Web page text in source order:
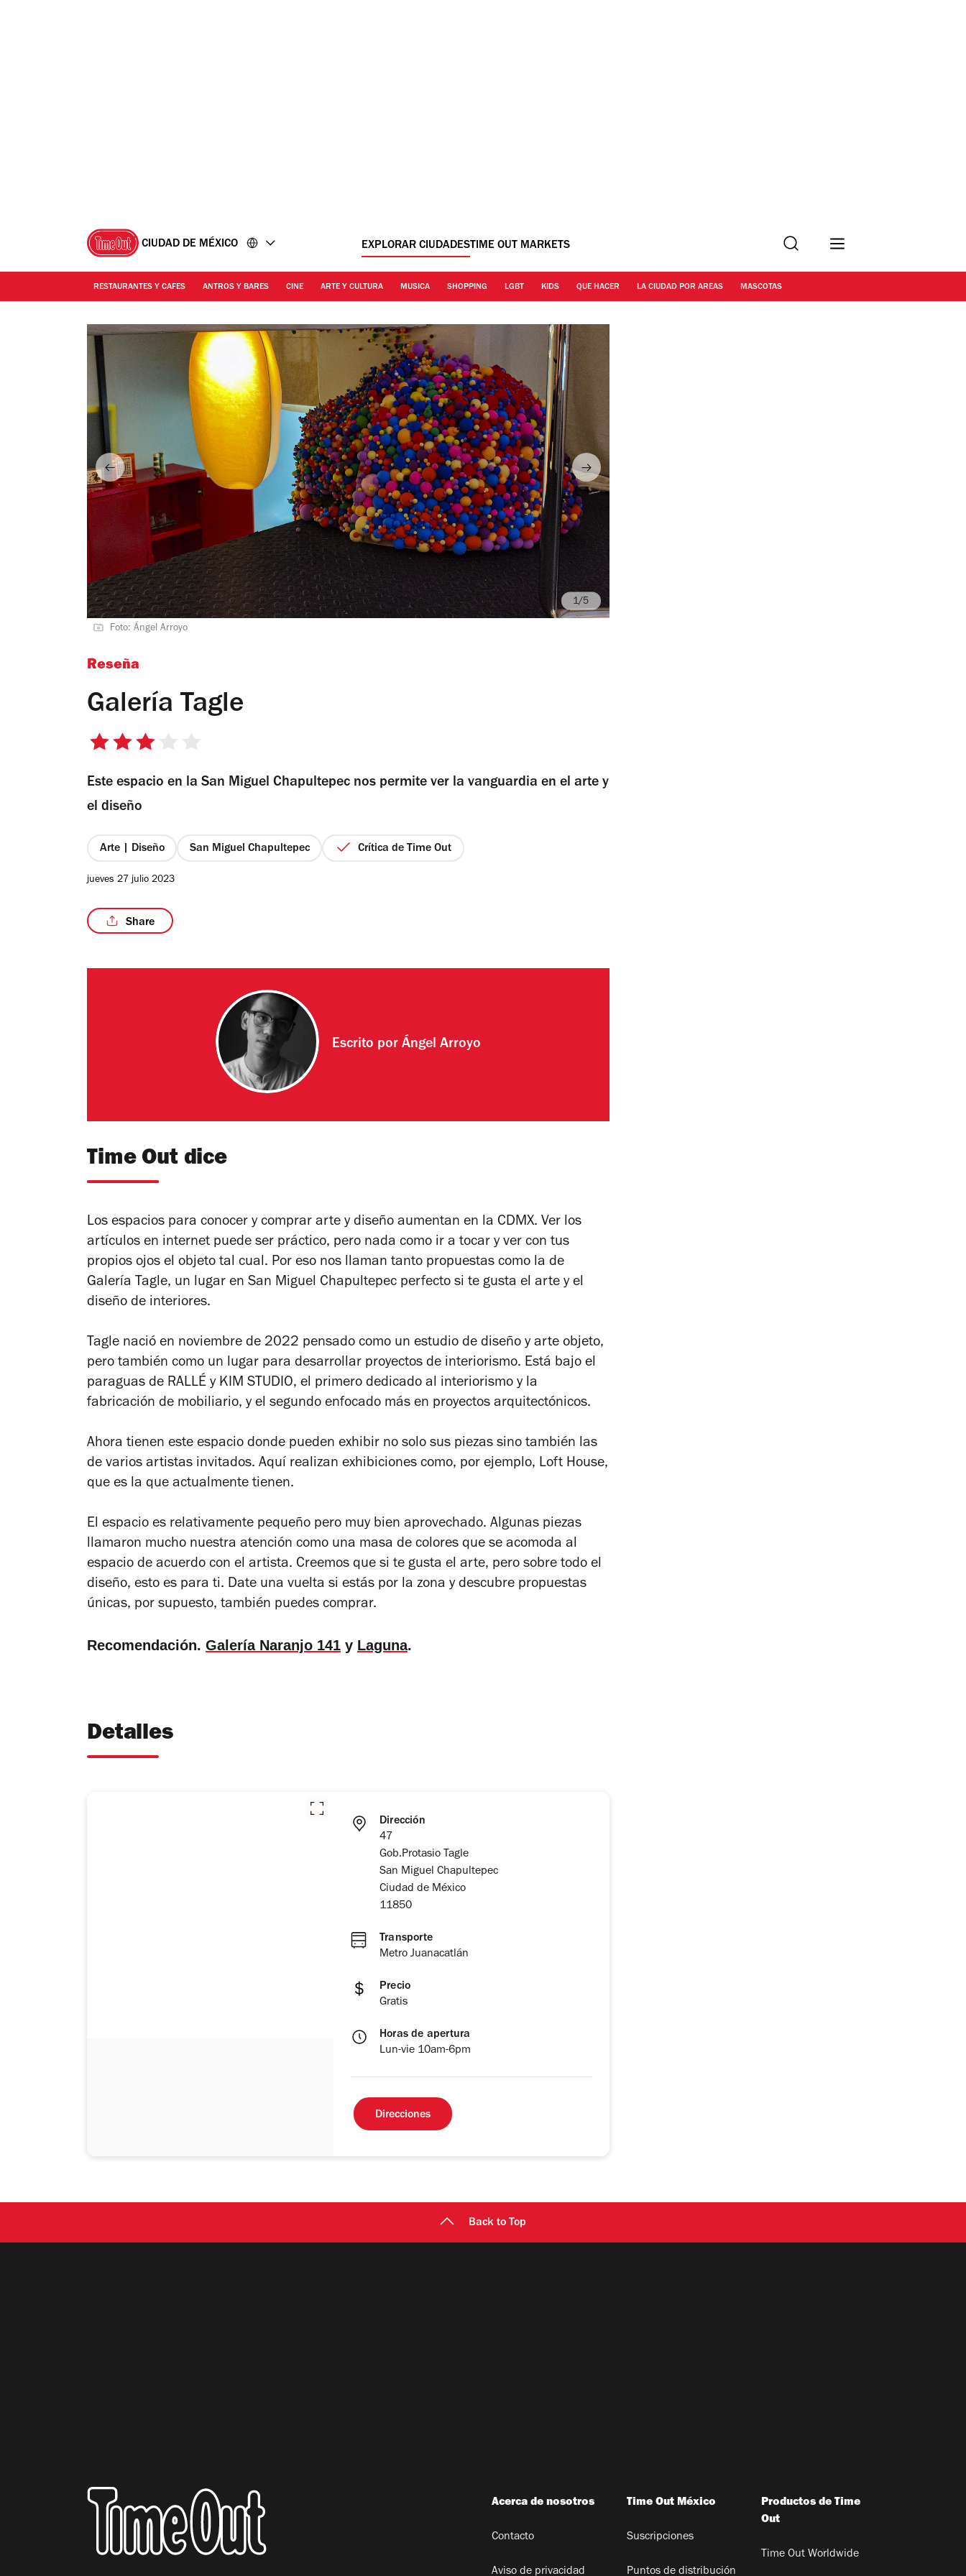
CIUDAD DE MÉXICO EXPLORAR CIUDADESTIME OUT MARKETS Buscar
RESTAURANTES Y CAFES ANTROS Y BARES CINE ARTE Y CULTURA MUSICA SHOPPING LGBT KIDS QUE HACER LA CIUDAD POR AREAS MASCOTAS
Foto: Ángel Arroyo
/5
Reseña
Galería Tagle
3
5
Este espacio en la San Miguel Chapultepec nos permite ver la vanguardia en el arte y
el diseño
Arte | Diseño San Miguel Chapultepec Crítica de Time Out
jueves 27 julio 2023
Share
Escrito por Ángel Arroyo
Time Out dice
Los espacios para conocer y comprar arte y diseño aumentan en la CDMX. Ver los
artículos en internet puede ser práctico, pero nada como ir a tocar y ver con tus
propios ojos el objeto tal cual. Por eso nos llaman tanto propuestas como la de
Galería Tagle, un lugar en San Miguel Chapultepec perfecto si te gusta el arte y el
diseño de interiores.
Tagle nació en noviembre de 2022 pensado como un estudio de diseño y arte objeto,
pero también como un lugar para desarrollar proyectos de interiorismo. Está bajo el
paraguas de RALLÉ y KIM STUDIO, el primero dedicado al interiorismo y la
fabricación de mobiliario, y el segundo enfocado más en proyectos arquitectónicos.
Ahora tienen este espacio donde pueden exhibir no solo sus piezas sino también las
de varios artistas invitados. Aquí realizan exhibiciones como, por ejemplo, Loft House,
que es la que actualmente tienen.
El espacio es relativamente pequeño pero muy bien aprovechado. Algunas piezas
llamaron mucho nuestra atención como una masa de colores que se acomoda al
espacio de acuerdo con el artista. Creemos que si te gusta el arte, pero sobre todo el
diseño, esto es para ti. Date una vuelta si estás por la zona y descubre propuestas
únicas, por supuesto, también puedes comprar.
Recomendación. Galería Naranjo 141 y Laguna.
Detalles
Dirección
47
Gob.Protasio Tagle
San Miguel Chapultepec
Ciudad de México
11850
Transporte
Metro Juanacatlán
Precio
Gratis
Horas de apertura
Lun-vie 10am-6pm
Direcciones
Back to Top
Acerca de nosotros
Contacto
Aviso de privacidad
Time Out México
Suscripciones
Puntos de distribución
Productos de Time
Out
Time Out Worldwide